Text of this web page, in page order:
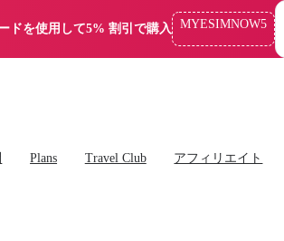
ドを使用して5% 割引で購入 MYESIMNOW5
Plans Travel Club アフィリエイト